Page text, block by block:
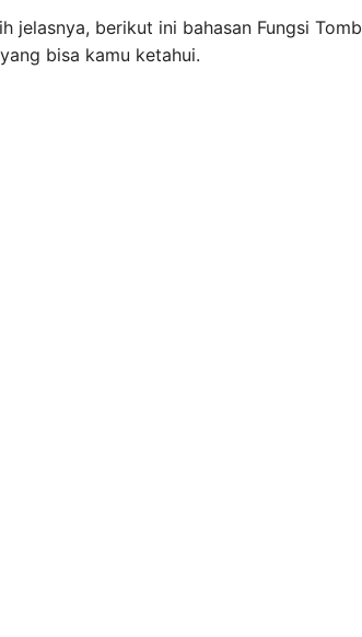
jelasnya, berikut ini bahasan Fungsi
bisa kamu ketahui.